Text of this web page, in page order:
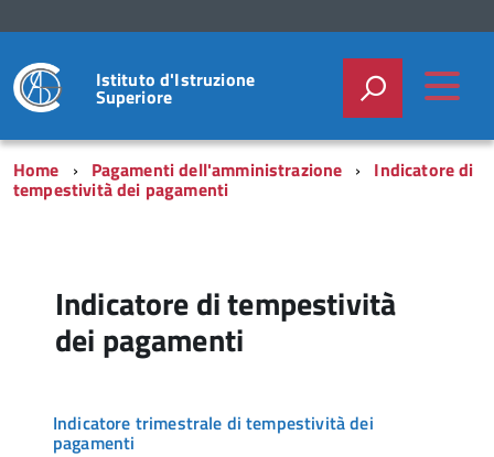
Istituto d'Istruzione
Superiore
Home Pagamenti dell'amministrazione Indicatore di
tempestività dei pagamenti
Indicatore di tempestività
dei pagamenti
Indicatore trimestrale di tempestività dei
pagamenti